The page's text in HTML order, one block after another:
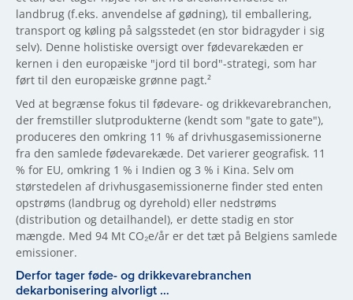
landbrug (f.eks. anvendelse af gødning), til emballering,
transport og køling på salgsstedet (en stor bidragyder i sig
selv). Denne holistiske oversigt over fødevarekæden er
kernen i den europæiske "jord til bord"-strategi, som har
ført til den europæiske grønne pagt.²
Ved at begrænse fokus til fødevare- og drikkevarebranchen,
der fremstiller slutprodukterne (kendt som "gate to gate"),
produceres den omkring 11 % af drivhusgasemissionerne
fra den samlede fødevarekæde. Det varierer geografisk. 11
% for EU, omkring 1 % i Indien og 3 % i Kina. Selv om
størstedelen af drivhusgasemissionerne finder sted enten
opstrøms (landbrug og dyrehold) eller nedstrøms
(distribution og detailhandel), er dette stadig en stor
mængde. Med 94 Mt CO₂e/år er det tæt på Belgiens samlede
emissioner.
Derfor tager føde- og drikkevarebranchen
dekarbonisering alvorligt …